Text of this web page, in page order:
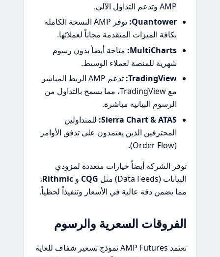
AMP وتدعم التداول الآلي.
Quantower:
توفر AMP النسخة الكاملة
بكافة الميزات المتقدمة مجاناً لعملائها.
MultiCharts: متاحة أيضاً بدون رسوم
شهرية للمنصة لعملاء الوسيط.
TradingView:
تدعم AMP الربط المباشر
مع TradingView، مما يسمح بالتداول من
الرسوم البيانية مباشرة.
Sierra Chart & ATAS: للمتداولين
المحترفين الذين يعتمدون على تدفق الأوامر
(Order Flow).
توفر الشركة أيضاً خيارات متعددة لمزودي
البيانات (Data Feeds) مثل
CQG وRithmic،
مما يضمن دقة عالية في الأسعار وتنفيذاً لحظياً.
الفروقات السعرية والرسوم
تعتمد AMP Futures نموذج تسعير شفاف للغاية